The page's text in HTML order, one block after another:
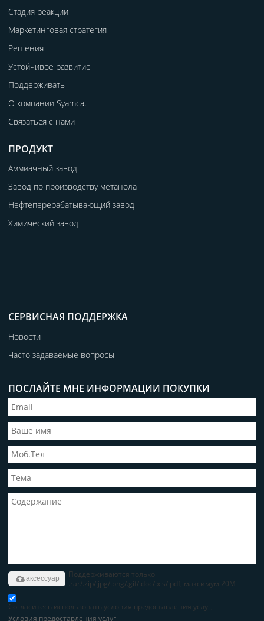
Стадия реакции
Маркетинговая стратегия
Решения
Устойчивое развитие
Поддерживать
О компании Syamcat
Связаться с нами
ПРОДУКТ
Аммиачный завод
Завод по производству метанола
Нефтеперерабатывающий завод
Химический завод
СЕРВИСНАЯ ПОДДЕРЖКА
Новости
Часто задаваемые вопросы
ПОСЛАЙТЕ МНЕ ИНФОРМАЦИИ ПОКУПКИ
Поддерживаются только
.rar/.zip/.jpg/.png/.gif/.doc/.xls/.pdf, максимум 20M
аксессуар
Согласитесь использовать условия предоставления услуг,
Условия предоставления услуг